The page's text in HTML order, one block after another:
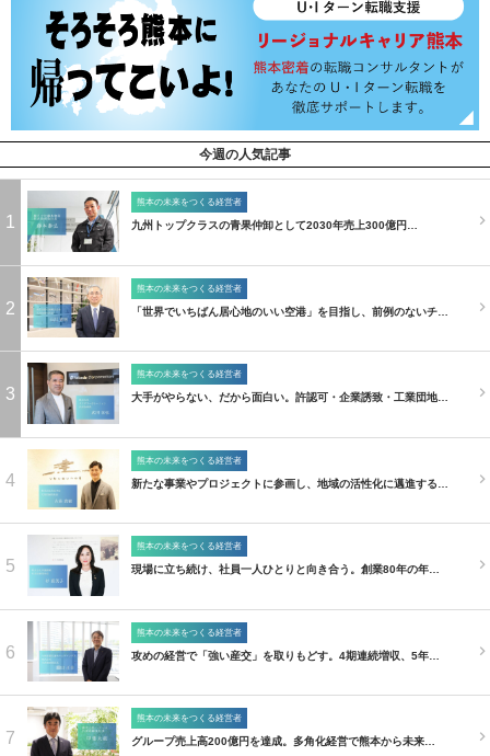
今週の人気記事
1
熊本の未来をつくる経営者
九州トップクラスの青果仲卸として2030年売上300億円…
2
熊本の未来をつくる経営者
「世界でいちばん居心地のいい空港」を目指し、前例のないチ…
3
熊本の未来をつくる経営者
大手がやらない、だから面白い。許認可・企業誘致・工業団地…
4
熊本の未来をつくる経営者
新たな事業やプロジェクトに参画し、地域の活性化に邁進する…
5
熊本の未来をつくる経営者
現場に立ち続け、社員一人ひとりと向き合う。創業80年の年…
6
熊本の未来をつくる経営者
攻めの経営で「強い産交」を取りもどす。4期連続増収、5年…
7
熊本の未来をつくる経営者
グループ売上高200億円を達成。多角化経営で熊本から未来…